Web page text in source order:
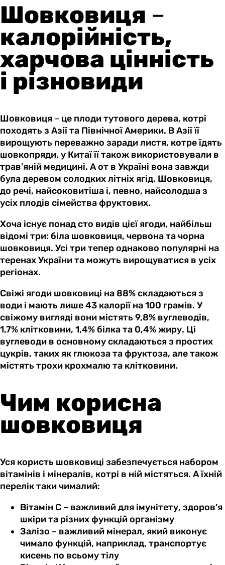
Шовковиця –
калорійність,
харчова цінність
і різновиди
Шовковиця – це плоди тутового дерева, котрі
походять з Азії та Північної Америки. В Азії її
вирощують переважно заради листя, котре їдять
шовкопряди, у Китаї її також використовували в
трав’яній медицині. А от в Україні вона завжди
була деревом солодких літніх ягід. Шовковиця,
до речі, найсоковитіша і, певно, найсолодша з
усіх плодів сімейства фруктових.
Хоча існує понад сто видів цієї ягоди, найбільш
відомі три: біла шовковиця, червона та чорна
шовковиця. Усі три тепер однаково популярні на
теренах України та можуть вирощуватися в усіх
регіонах.
Свіжі ягоди шовковиці на 88% складаються з
води і мають лише 43 калорії на 100 грамів. У
свіжому вигляді вони містять 9,8% вуглеводів,
1,7% клітковини, 1,4% білка та 0,4% жиру. Ці
вуглеводи в основному складаються з простих
цукрів, таких як глюкоза та фруктоза, але також
містять трохи крохмалю та клітковини.
Чим корисна
шовковиця
Уся користь шовковиці забезпечується набором
вітамінів і мінералів, котрі в ній містяться. А їхній
перелік таки чималий:
Вітамін С – важливий для імунітету, здоров’я
шкіри та різних функцій організму
Залізо – важливий мінерал, який виконує
чимало функцій, наприклад, транспортує
кисень по всьому тілу